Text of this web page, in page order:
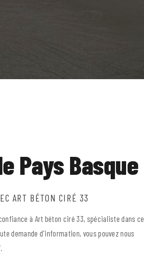
Pays Basque
ART BÉTON CIRÉ 33
à Art béton ciré 33, spécialiste dans ce
demande d'information, vous pouvez nous